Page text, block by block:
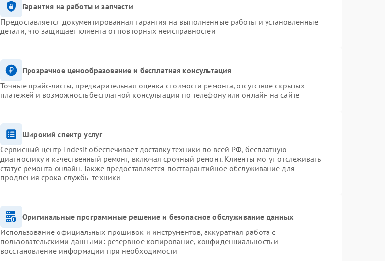
Гарантия на работы и запчасти
Предоставляется документированная гарантия на выполненные работы и установленные
детали, что защищает клиента от повторных неисправностей
Прозрачное ценообразование и бесплатная консультация
Точные прайс-листы, предварительная оценка стоимости ремонта, отсутствие скрытых
платежей и возможность бесплатной консультации по телефону или онлайн на сайте
Широкий спектр услуг
Сервисный центр Indesit обеспечивает доставку техники по всей РФ, бесплатную
диагностику и качественный ремонт, включая срочный ремонт. Клиенты могут отслеживать
статус ремонта онлайн. Также предоставляется постгарантийное обслуживание для
продления срока службы техники
Оригинальные программные решение и безопасное обслуживание данных
Использование официальных прошивок и инструментов, аккуратная работа с
пользовательскими данными: резервное копирование, конфиденциальность и
восстановление информации при необходимости